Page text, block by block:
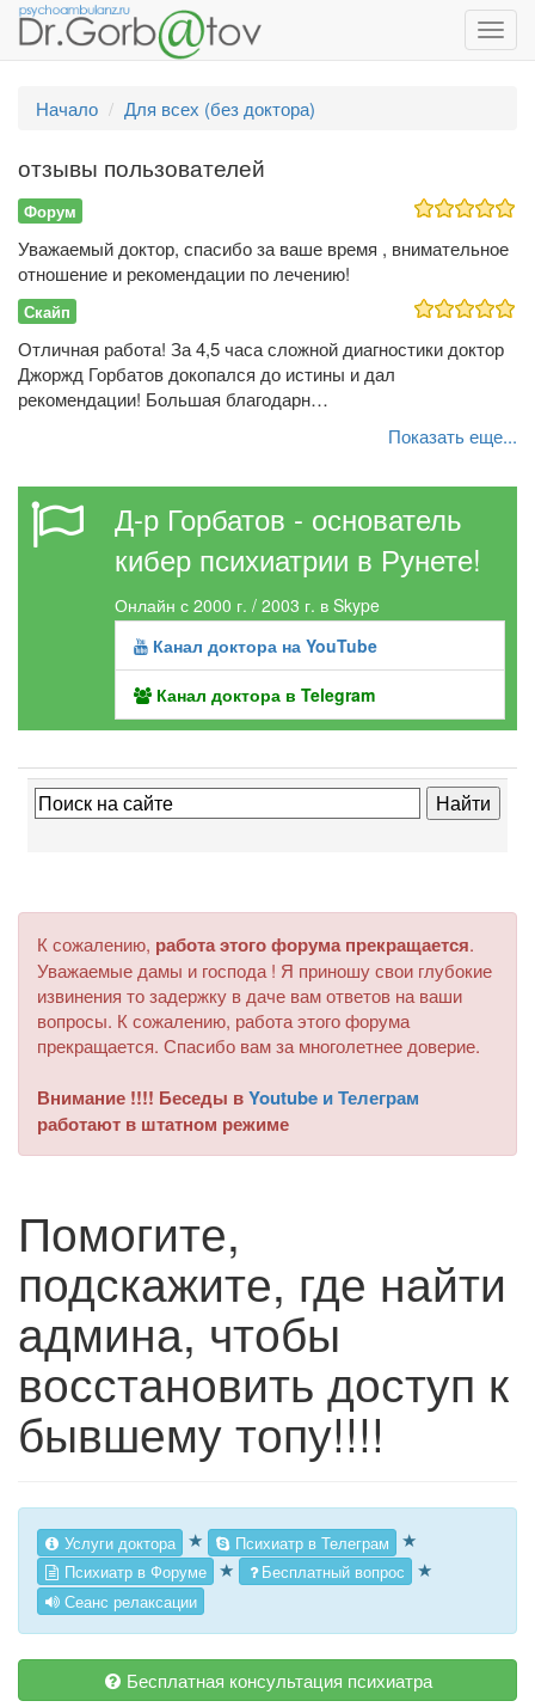
Начало
Для всех (без доктора)
отзывы пользователей
Форум
Уважаемый доктор, спасибо за ваше время , внимательное
отношение и рекомендации по лечению!
Скайп
Отличная работа! За 4,5 часа сложной диагностики доктор
Джоржд Горбатов докопался до истины и дал
рекомендации! Большая благодарн…
Показать еще...
Д-р Горбатов - основатель
кибер психиатрии в Рунете!
Онлайн с 2000 г. / 2003 г. в Skype
Канал доктора на YouTube
Канал доктора в Telegram
К сожалению, работа этого форума прекращается.
Уважаемые дамы и господа ! Я приношу свои глубокие
извинения то задержку в даче вам ответов на ваши
вопросы. К сожалению, работа этого форума
прекращается. Спасибо вам за многолетнее доверие.
Внимание !!!! Беседы вYoutube и Телеграм
работают в штатном режиме
Помогите,
подскажите, где найти
админа, чтобы
восстановить доступ к
бывшему топу!!!!
Услуги доктора ★ Психиатр в Телеграм ★
Психиатр в Форуме ★ Бесплатный вопрос ★
Сеанс релаксации
Бесплатная консультация психиатра